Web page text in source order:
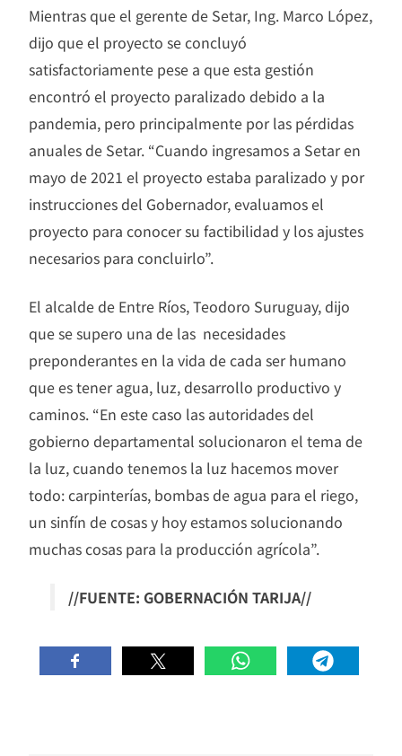
Mientras que el gerente de Setar, Ing. Marco López,
dijo que el proyecto se concluyó
satisfactoriamente pese a que esta gestión
encontró el proyecto paralizado debido a la
pandemia, pero principalmente por las pérdidas
anuales de Setar. “Cuando ingresamos a Setar en
mayo de 2021 el proyecto estaba paralizado y por
instrucciones del Gobernador, evaluamos el
proyecto para conocer su factibilidad y los ajustes
necesarios para concluirlo”.
El alcalde de Entre Ríos, Teodoro Suruguay, dijo
que se supero una de las necesidades
preponderantes en la vida de cada ser humano
que es tener agua, luz, desarrollo productivo y
caminos. “En este caso las autoridades del
gobierno departamental solucionaron el tema de
la luz, cuando tenemos la luz hacemos mover
todo: carpinterías, bombas de agua para el riego,
un sinfín de cosas y hoy estamos solucionando
muchas cosas para la producción agrícola”.
//FUENTE: GOBERNACIÓN TARIJA//